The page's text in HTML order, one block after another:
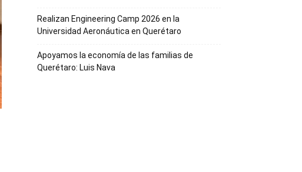
Realizan Engineering Camp 2026 en la
Universidad Aeronáutica en Querétaro
Apoyamos la economía de las familias de
Querétaro: Luis Nava